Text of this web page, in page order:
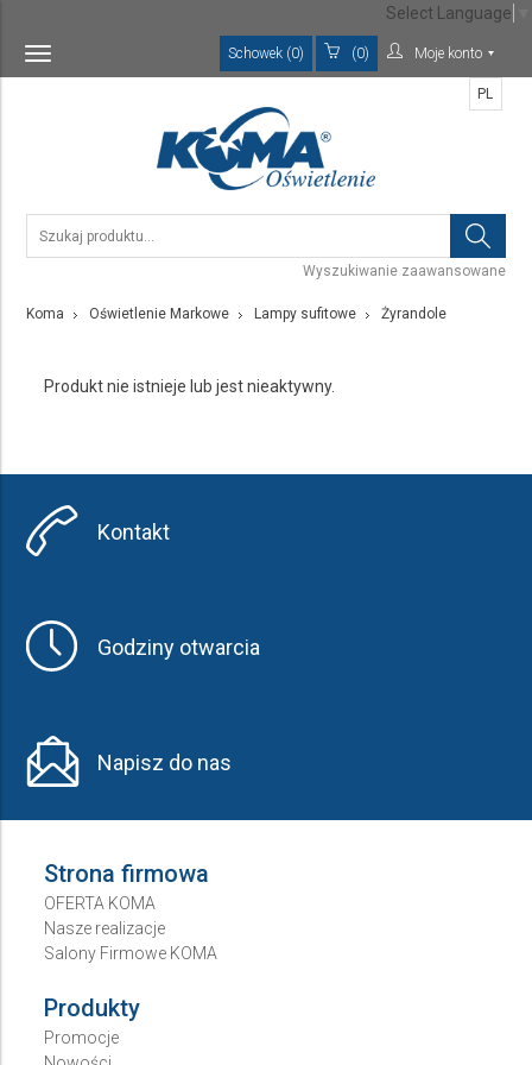
Toggle
navigation
Schowek (0) (0) Moje konto
Wyszukiwanie zaawansowane
PL
Koma Oświetlenie Markowe Lampy sufitowe Żyrandole
Produkt nie istnieje lub jest nieaktywny.
Kontakt
Godziny otwarcia
Napisz do nas
Strona firmowa
OFERTA KOMA
Nasze realizacje
Salony Firmowe KOMA
Produkty
Promocje
Select Language